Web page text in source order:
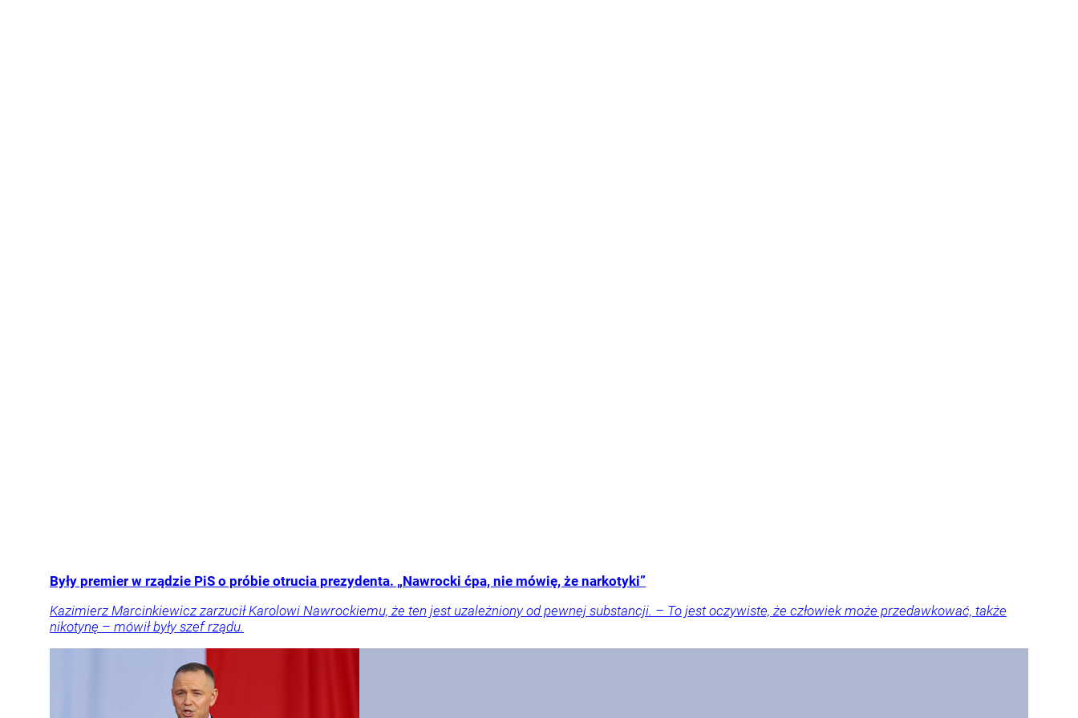
Były premier w rządzie PiS o próbie otrucia prezydenta. „Nawrocki ćpa, nie mówię, że narkotyki”
Kazimierz Marcinkiewicz zarzucił Karolowi Nawrockiemu, że ten jest uzależniony od pewnej substancji. – To jest oczywiste, że człowiek może przedawkować, także
nikotynę – mówił były szef rządu.